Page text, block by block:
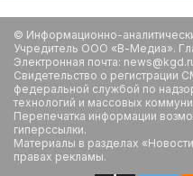
© Информационно-
Учредитель ООО «В-Медиа».
Электронная почта:
Свидетельство о
федеральной службой по
технологий и массовых
Перепечатка информации
гиперссылки.
Материалы в разделах
правах рекламы.